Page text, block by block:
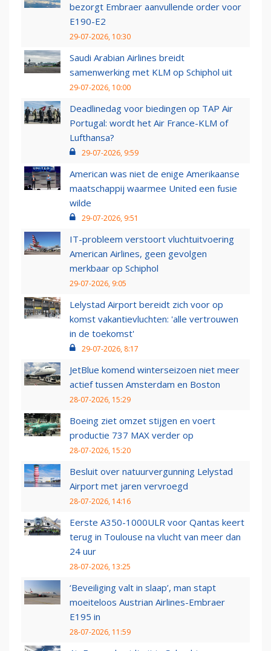
bezorgt Embraer aanvullende order voor
E190-E2
29-07-2026, 10:30
Saudi Arabian Airlines breidt
samenwerking met KLM op Schiphol uit
29-07-2026, 10:00
Deadlinedag voor biedingen op TAP Air
Portugal: wordt het Air France-KLM of
Lufthansa?
29-07-2026, 9:59
American was niet de enige Amerikaanse
maatschappij waarmee United een fusie
wilde
29-07-2026, 9:51
IT-probleem verstoort vluchtuitvoering
American Airlines, geen gevolgen
merkbaar op Schiphol
29-07-2026, 9:05
Lelystad Airport bereidt zich voor op
komst vakantievluchten: 'alle vertrouwen
in de toekomst'
29-07-2026, 8:17
JetBlue komend winterseizoen niet meer
actief tussen Amsterdam en Boston
28-07-2026, 15:29
Boeing ziet omzet stijgen en voert
productie 737 MAX verder op
28-07-2026, 15:20
Besluit over natuurvergunning Lelystad
Airport met jaren vervroegd
28-07-2026, 14:16
Eerste A350-1000ULR voor Qantas keert
terug in Toulouse na vlucht van meer dan
24 uur
28-07-2026, 13:25
‘Beveiliging valt in slaap’, man stapt
moeiteloos Austrian Airlines-Embraer
E195 in
28-07-2026, 11:59